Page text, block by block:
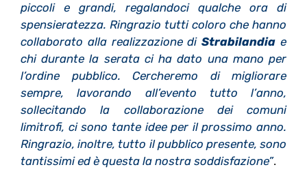
piccoli e grandi, regalandoci qualche ora di
spensieratezza. Ringrazio tutti coloro che hanno
collaborato alla realizzazione diStrabilandia e
chi durante la serata ci ha dato una mano per
l’ordine pubblico. Cercheremo di migliorare
sempre, lavorando all’evento tutto l’anno,
sollecitando la collaborazione dei comuni
limitrofi, ci sono tante idee per il prossimo anno.
Ringrazio, inoltre, tutto il pubblico presente, sono
tantissimi ed è questa la nostra soddisfazione”.